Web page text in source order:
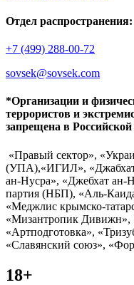
Отдел распространения:
+7 (499) 288-00-72
sovsek@sovsek.com
*Организации и
террористов и
запрещена в
«Правый сектор»,
(УПА),«ИГИЛ»,
ан-Нусра», «Джебхат ан-
партия (НБП), «Аль-
«Меджлис крымско-
«Мизантропик Дивижн»,
«Артподготовка»,
«Славянский союз»,
18+